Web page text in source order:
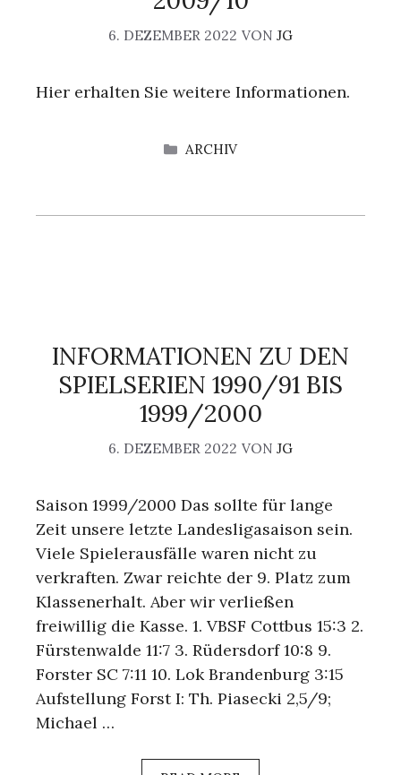
6. DEZEMBER 2022 VON JG
Hier erhalten Sie weitere Informationen.
KATEGORIEN
ARCHIV
INFORMATIONEN ZU DEN
SPIELSERIEN 1990/91 BIS
1999/2000
6. DEZEMBER 2022 VON JG
Saison 1999/2000 Das sollte für lange
Zeit unsere letzte Landesligasaison sein.
Viele Spielerausfälle waren nicht zu
verkraften. Zwar reichte der 9. Platz zum
Klassenerhalt. Aber wir verließen
freiwillig die Kasse. 1. VBSF Cottbus 15:3 2.
Fürstenwalde 11:7 3. Rüdersdorf 10:8 9.
Forster SC 7:11 10. Lok Brandenburg 3:15
Aufstellung Forst I: Th. Piasecki 2,5/9;
Michael …